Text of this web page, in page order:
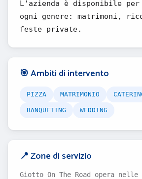
L'azienda è disponibile
ogni genere: matrimoni,
feste private.
🎯 Ambiti di intervento
PIZZA MATRIMONIO
BANQUETING WEDDING
📍 Zone di servizio
Giotto On The Road opera nelle